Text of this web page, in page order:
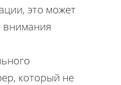
это может
внимания
который не